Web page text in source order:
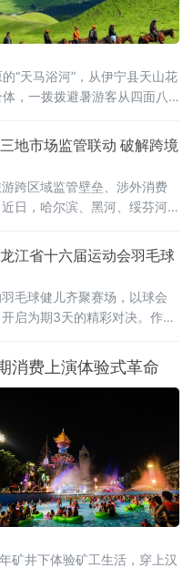
“天马浴河”，从伊宁县天山花
，一拨拨避暑游客从四面八
地市场监管联动 破解跨境
跨区域监管壁垒、涉外消费
日，哈尔滨、黑河、绥芬河
协议，这标志着哈黑绥三地
一体化协同共治机制正式落
管合作，重在立足黑龙江对
跨境文旅治理难题的创新实
境旅游协同监管空白。据介
江省十六届运动会羽毛球
毛球健儿齐聚赛场，以球会
启为期3天的精彩对决。作为
十足。据了解，比赛共设置
双打、男子双打、女子双
子单打七大竞赛项目，全面
赛组别，为
消费上演体验式革命
矿井下体验矿工生活，穿上汉